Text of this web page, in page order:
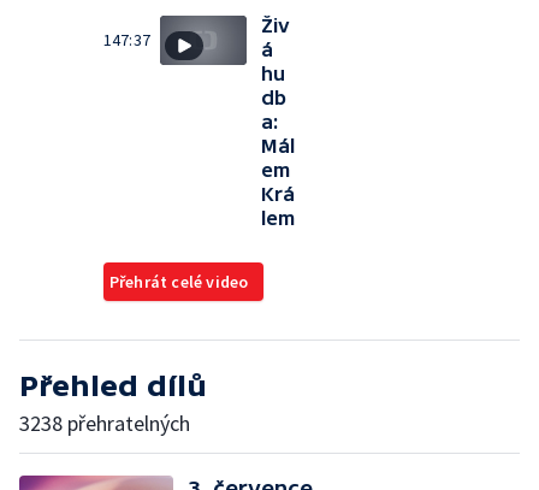
147:37
Živ
á
hu
db
a:
Mál
em
Krá
lem
Přehrát celé video
Přehled dílů
3238 přehratelných